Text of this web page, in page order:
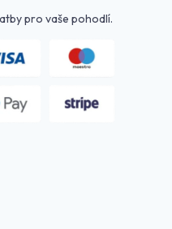
pro vaše pohodlí.